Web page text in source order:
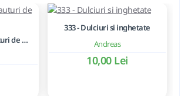
333 - Cocteiluri si bauturi de casa Andreas
333 - Dulciuri si inghetate
10,00 Lei